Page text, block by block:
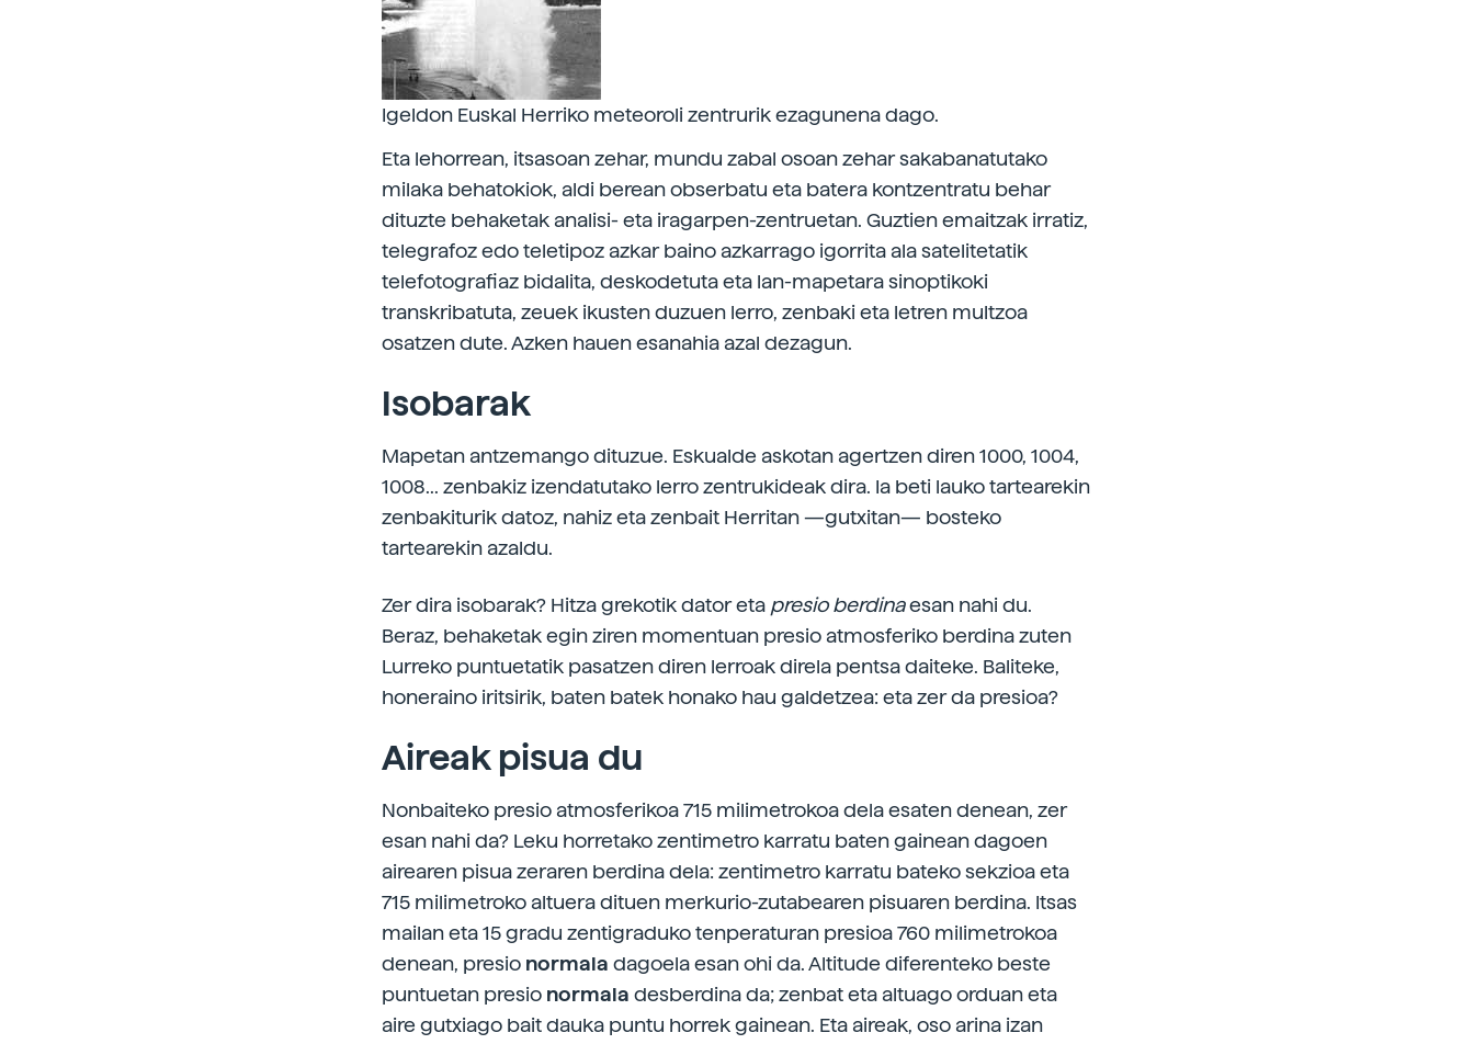
Igeldon Euskal Herriko meteoroli zentrurik ezagunena dago.
Eta lehorrean, itsasoan zehar, mundu zabal osoan zehar sakabanatutako
milaka behatokiok, aldi berean obserbatu eta batera kontzentratu behar
dituzte behaketak analisi- eta iragarpen-zentruetan. Guztien emaitzak irratiz,
telegrafoz edo teletipoz azkar baino azkarrago igorrita ala satelitetatik
telefotografiaz bidalita, deskodetuta eta lan-mapetara sinoptikoki
transkribatuta, zeuek ikusten duzuen lerro, zenbaki eta letren multzoa
osatzen dute. Azken hauen esanahia azal dezagun.
Isobarak
Mapetan antzemango dituzue. Eskualde askotan agertzen diren 1000, 1004,
1008... zenbakiz izendatutako lerro zentrukideak dira. Ia beti lauko tartearekin
zenbakiturik datoz, nahiz eta zenbait Herritan —gutxitan— bosteko
tartearekin azaldu.
Zer dira isobarak? Hitza grekotik dator eta presio berdinaesan nahi du.
Beraz, behaketak egin ziren momentuan presio atmosferiko berdina zuten
Lurreko puntuetatik pasatzen diren lerroak direla pentsa daiteke. Baliteke,
honeraino iritsirik, baten batek honako hau galdetzea: eta zer da presioa?
Aireak pisua du
Nonbaiteko presio atmosferikoa 715 milimetrokoa dela esaten denean, zer
esan nahi da? Leku horretako zentimetro karratu baten gainean dagoen
airearen pisua zeraren berdina dela: zentimetro karratu bateko sekzioa eta
715 milimetroko altuera dituen merkurio-zutabearen pisuaren berdina. Itsas
mailan eta 15 gradu zentigraduko tenperaturan presioa 760 milimetrokoa
denean, presio normala dagoela esan ohi da. Altitude diferenteko beste
puntuetan presio normala desberdina da; zenbat eta altuago orduan eta
aire gutxiago bait dauka puntu horrek gainean. Eta aireak, oso arina izan